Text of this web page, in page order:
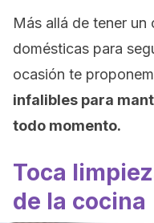
Más allá de tener un
domésticas para
ocasión te
infalibles para
todo momento.
Toca
de la cocina